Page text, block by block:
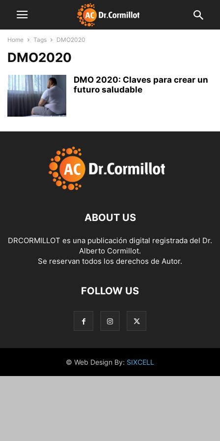
Home Tags DMO2020
DMO2020
DMO 2020: Claves para crear un
futuro saludable
ABOUT US
DRCORMILLOT es una publicación digital registrada del Dr.
Alberto Cormillot.
Se reservan todos los derechos de Autor.
FOLLOW US
© Web Design By: SIXCELL